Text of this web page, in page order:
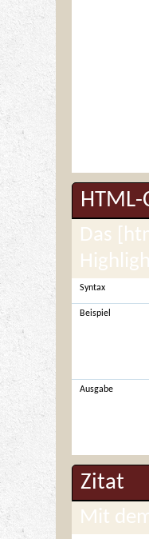
HTML-
Das
Syntax
Beispiel
Ausgabe
Zitat
Mit